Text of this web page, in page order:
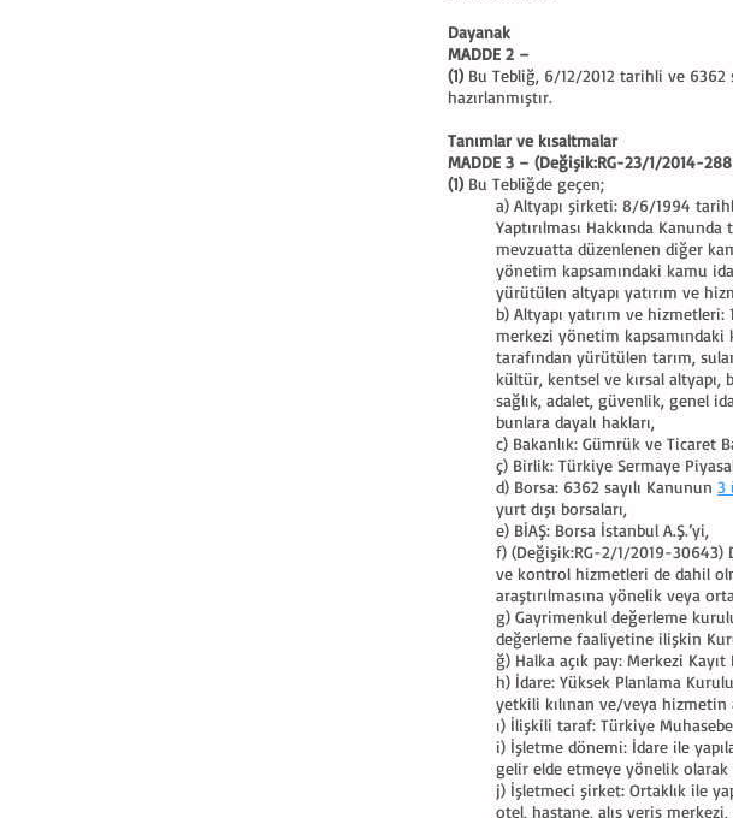
Dayanak
MADDE 2 –
(1) Bu Tebliğ, 6/12/2012 tarihli ve 6362
hazırlanmıştır.
Tanımlar ve kısaltmalar
MADDE 3 – (Değişik:RG-23/1/2014-
(1) Bu Tebliğde geçen;
a) Altyapı şirketi: 8/6/1994
Yaptırılması Hakkında
mevzuatta düzenlenen diğer
yönetim kapsamındaki kamu
yürütülen altyapı yatırım ve
b) Altyapı yatırım ve
merkezi yönetim
tarafından yürütülen tarım,
kültür, kentsel ve kırsal
sağlık, adalet, güvenlik, genel
bunlara dayalı hakları,
c) Bakanlık: Gümrük ve Ticaret
ç) Birlik: Türkiye Sermaye
d) Borsa: 6362 sayılı Kanunun 3
yurt dışı borsaları,
e) BİAŞ: Borsa İstanbul A.Ş.’yi,
f) (Değişik:RG-2/1/2019-30643)
ve kontrol hizmetleri de dahil
araştırılmasına yönelik veya
g) Gayrimenkul değerleme
değerleme faaliyetine ilişkin
ğ) Halka açık pay: Merkezi
h) İdare: Yüksek Planlama
yetkili kılınan ve/veya
ı) İlişkili taraf: Türkiye
i) İşletme dönemi: İdare ile
gelir elde etmeye yönelik
j) İşletmeci şirket: Ortaklık ile
otel, hastane, alış veriş